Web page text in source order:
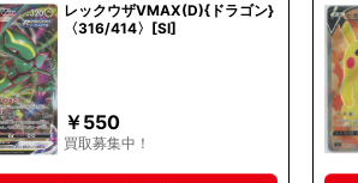
レックウザVMAX(D){ドラゴン}
〈316/414〉[SI]
￥550
買取募集中！